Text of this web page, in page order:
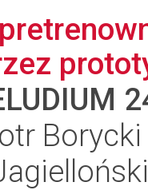
Borycki